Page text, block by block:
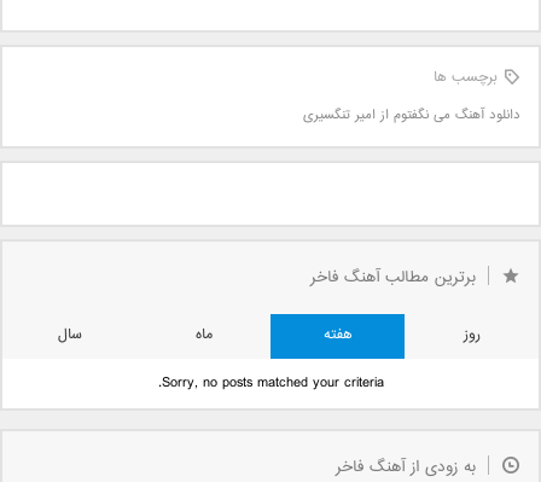
برچسب ها
دانلود آهنگ می نگفتوم از امیر تنگسیری
برترین مطالب آهنگ فاخر
روز هفته ماه
سال
Sorry, no posts matched your criteria.
به زودی از آهنگ فاخر